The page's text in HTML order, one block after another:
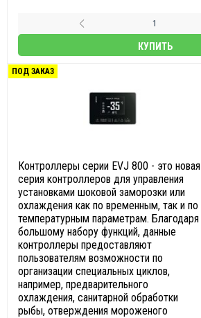
КУПИТЬ
ПОД ЗАКАЗ
Контроллеры серии EVJ 800 - это новая
серия контроллеров для управления
установками шоковой заморозки или
охлаждения как по временным, так и по
температурным параметрам. Благодаря
большому набору функций, данные
контроллеры предоставляют
пользователям возможности по
организации специальных циклов,
например, предварительного
охлаждения, санитарной обработки
рыбы, отверждения мороженого